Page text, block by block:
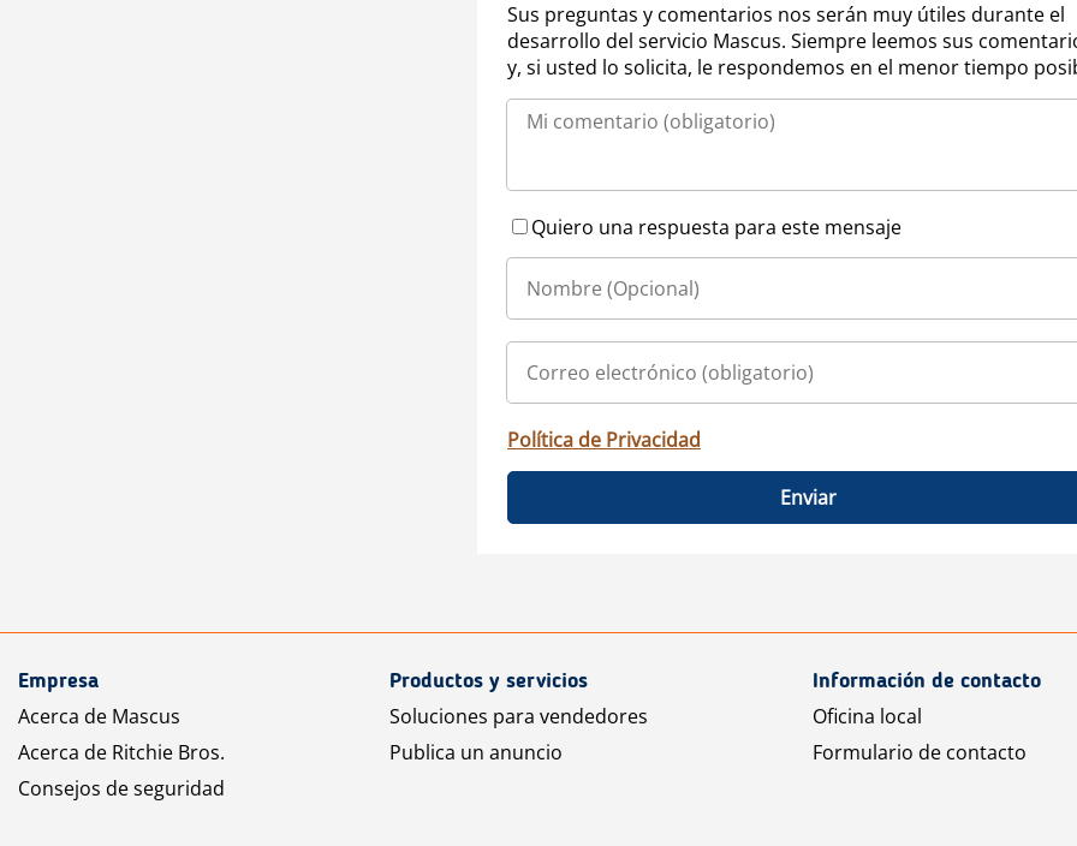
Sus preguntas y comentarios nos serán muy útiles durante el
desarrollo del servicio Mascus. Siempre leemos sus
y, si usted lo solicita, le respondemos en el menor tiempo
Quiero una respuesta para este mensaje
Política de Privacidad
Enviar
Empresa
Acerca de Mascus
Acerca de Ritchie Bros.
Consejos de seguridad
Productos y servicios
Soluciones para vendedores
Publica un anuncio
Información de contacto
Oficina local
Formulario de contacto